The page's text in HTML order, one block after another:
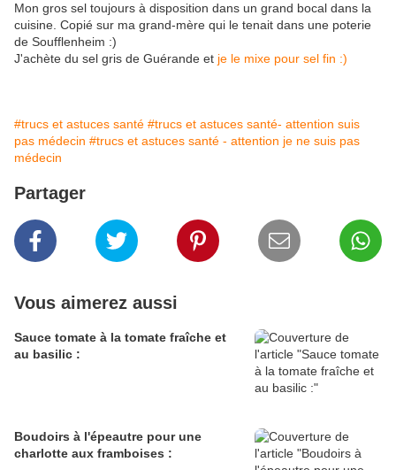
Mon gros sel toujours à disposition dans un grand bocal dans la
cuisine. Copié sur ma grand-mère qui le tenait dans une poterie
de Soufflenheim :)
J'achète du sel gris de Guérande et je le mixe pour sel fin :)
#trucs et astuces santé #trucs et astuces santé- attention suis
pas médecin #trucs et astuces santé - attention je ne suis pas
médecin
Partager
Vous aimerez aussi
Sauce tomate à la tomate fraîche et
au basilic :
Boudoirs à l'épeautre pour une
charlotte aux framboises :